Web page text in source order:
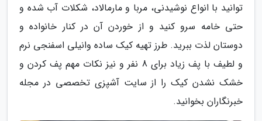
توانید با انواع نوشیدنی، مربا و مارمالاد، شکلات آب شده و
حتی خامه سرو کنید و از خوردن آن در کنار خانواده و
دوستان لذت ببرید. طرز تهیه کیک ساده وانیلی اسفنجی نرم
و لطیف با پف زیاد برای 8 نفر و نیز نکات مهم پف کردن و
خشک نشدن کیک را از سایت آشپزی تخصصی در مجله
خبرنگاران بخوانید.